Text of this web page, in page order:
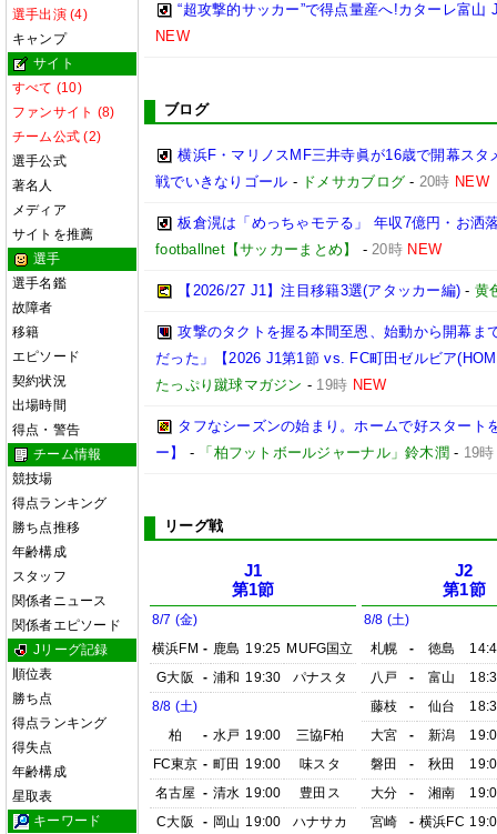
選手出演 (4)
キャンプ
サイト
すべて (10)
ファンサイト (8)
チーム公式 (2)
選手公式
著名人
メディア
サイトを推薦
選手
選手名鑑
故障者
移籍
エピソード
契約状況
出場時間
得点・警告
チーム情報
競技場
得点ランキング
勝ち点推移
年齢構成
スタッフ
関係者ニュース
関係者エピソード
Jリーグ記録
順位表
勝ち点
得点ランキング
得失点
年齢構成
星取表
キーワード
“超攻撃的サッカー”で得点量産へ!カターレ富山
NEW
ブログ
横浜F・マリノスMF三井寺眞が16歳で開幕ス
戦でいきなりゴール - ドメサカブログ - 20時 NEW
板倉滉は「めっちゃモテる」 年収7億円・お洒
footballnet【サッカーまとめ】
-20時 NEW
【2026/27 J1】注目移籍3選(アタッカー編) -黄
攻撃のタクトを握る本間至恩、始動から開幕ま
だった」【2026 J1第1節 vs. FC町田ゼルビア
たっぷり蹴球マガジン - 19時 NEW
タフなシーズンの始まり。ホームで好スター
ー】
- 「柏フットボールジャーナル」鈴木潤 - 19時
リーグ戦
J1
第1節
8/7 (金)
横浜FM - 鹿島 19:25 MUFG国立
G大阪
- 浦和 19:30
パナスタ
8/8 (土)
柏
- 水戸 19:00
三協F柏
FC東京 - 町田 19:00
味スタ
名古屋 - 清水 19:00
豊田ス
C大阪
- 岡山 19:00
ハナサカ
J2
第1節
8/8 (土)
札幌
- 徳島
八戸
- 富山
藤枝
- 仙台
大宮
- 新潟
磐田
- 秋田
大分
- 湘南
宮崎
- 横浜FC